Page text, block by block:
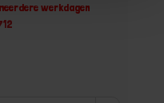
werkdagen